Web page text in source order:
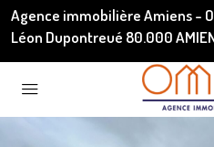
Agence immobilière Amiens -
Léon Dupontreué 80.000